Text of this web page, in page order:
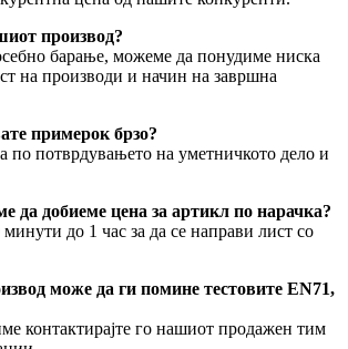
производ?
барање, можеме да понудиме ниска
на производи и начин на завршна
примерок брзо?
по потврдувањето на уметничкото дело и
да добиеме цена за артикл по нарачка?
до 1 час за да се направи лист со
може да ги помине тестовите EN71,
контактирајте го нашиот продажен тим